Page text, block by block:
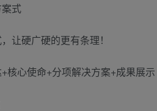
式
让硬广硬的更有条理！
核心使命+分项解决方案+成果展示